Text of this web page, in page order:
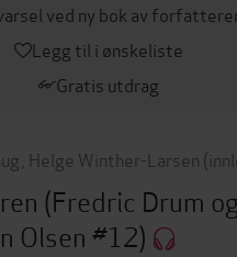
ved ny bok av
Legg til i ønskeliste
Gratis utdrag
Helge Winther-Larsen
(Fredric Drum og
Olsen #12)